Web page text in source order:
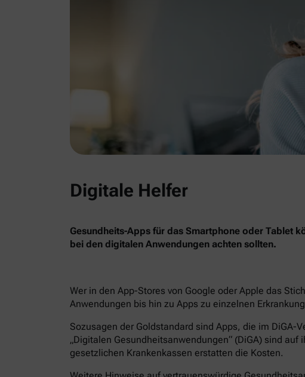
Digitale Helfer
Gesundheits-Apps für das Smartphone oder Tablet
bei den digitalen Anwendungen achten sollten.
Wer in den App-Stores von Google oder Apple das
Anwendungen bis hin zu Apps zu einzelnen
Sozusagen der Goldstandard sind Apps, die im
„Digitalen Gesundheitsanwendungen“ (DiGA) sind
gesetzlichen Krankenkassen erstatten die Kosten.